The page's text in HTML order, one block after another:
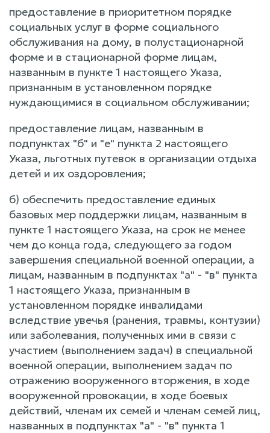
предоставление в приоритетном порядке
социальных услуг в форме социального
обслуживания на дому, в полустационарной
форме и в стационарной форме лицам,
названным в пункте 1 настоящего Указа,
признанным в установленном порядке
нуждающимися в социальном обслуживании;
предоставление лицам, названным в
подпунктах "б" и "е" пункта 2 настоящего
Указа, льготных путевок в организации отдыха
детей и их оздоровления;
б) обеспечить предоставление единых
базовых мер поддержки лицам, названным в
пункте 1 настоящего Указа, на срок не менее
чем до конца года, следующего за годом
завершения специальной военной операции, а
лицам, названным в подпунктах "а" - "в" пункта
1 настоящего Указа, признанным в
установленном порядке инвалидами
вследствие увечья (ранения, травмы, контузии)
или заболевания, полученных ими в связи с
участием (выполнением задач) в специальной
военной операции, выполнением задач по
отражению вооруженного вторжения, в ходе
вооруженной провокации, в ходе боевых
действий, членам их семей и членам семей лиц,
названных в подпунктах "а" - "в" пункта 1